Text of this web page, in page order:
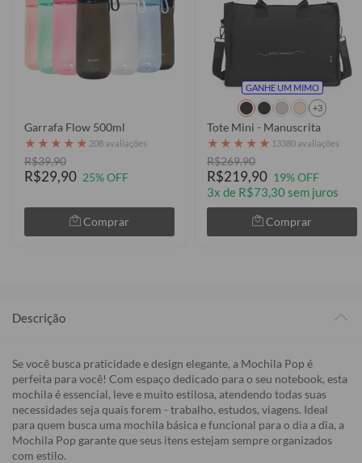
Garrafa Flow 500ml
★ ★ ★ ★ ★ 208 avaliações
R$39,90
R$29,90 25% OFF
Comprar
GANHE UM MIMO
+3
Tote Mini - Manuscrita
★ ★ ★ ★ ★ 13380 avaliações
R$269,90
R$219,90 19% OFF
3x de R$73,30 sem juros
Comprar
Descrição
Se você busca praticidade e design elegante, a Mochila Pop é
perfeita para você! Com espaço dedicado para o seu notebook, esta
mochila é essencial, leve e muito estilosa, atendendo todas suas
necessidades seja quais forem - trabalho, estudos, viagens. Ideal
para quem busca uma mochila básica e funcional para o dia a dia, a
Mochila Pop garante que seus itens estejam sempre organizados
com estilo.